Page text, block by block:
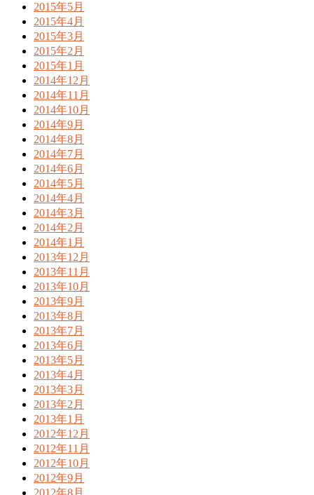
2015年5月
2015年4月
2015年3月
2015年2月
2015年1月
2014年12月
2014年11月
2014年10月
2014年9月
2014年8月
2014年7月
2014年6月
2014年5月
2014年4月
2014年3月
2014年2月
2014年1月
2013年12月
2013年11月
2013年10月
2013年9月
2013年8月
2013年7月
2013年6月
2013年5月
2013年4月
2013年3月
2013年2月
2013年1月
2012年12月
2012年11月
2012年10月
2012年9月